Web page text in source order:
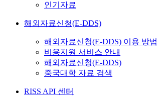
인기자료
해외자료신청(E-DDS)
해외자료신청(E-DDS) 이용 방법
비용지원 서비스 안내
해외자료신청(E-DDS)
중국대학 자료 검색
RISS API 센터